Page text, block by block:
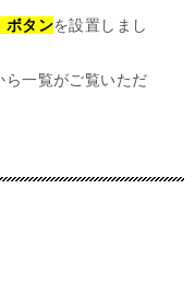
ボタンを設置しまし
ら一覧がご覧いただ